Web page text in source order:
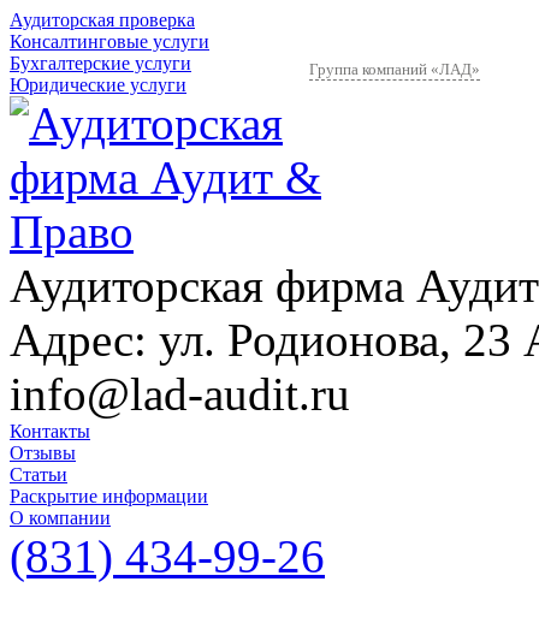
Аудиторская проверка
Консалтинговые услуги
Бухгалтерские услуги
Юридические услуги
Группа компаний «ЛАД»
Аудиторская фирма
Адрес: ул. Родионова, 23
info@lad-audit.ru
Контакты
Отзывы
Статьи
Раскрытие информации
О компании
(831) 434-99-26